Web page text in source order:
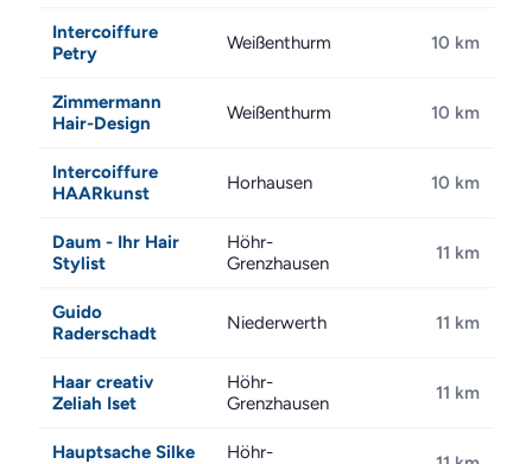
Intercoiffure
Petry
Weißenthurm 10 km
Zimmermann
Hair-Design
Weißenthurm 10 km
Intercoiffure
HAARkunst
Horhausen 10 km
Daum - Ihr Hair
Stylist
Höhr-
Grenzhausen
11 km
Guido
Raderschadt
Niederwerth 11 km
Haar creativ
Zeliah Iset
Höhr-
Grenzhausen
11 km
Hauptsache Silke
Höhr-